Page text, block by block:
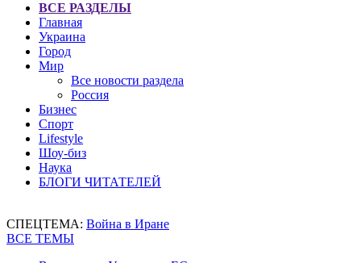
ВСЕ РАЗДЕЛЫ
Главная
Украина
Город
Мир
Все новости раздела
Россия
Бизнес
Спорт
Lifestyle
Шоу-биз
Наука
БЛОГИ ЧИТАТЕЛЕЙ
СПЕЦТЕМА: Война в Иране
ВСЕ ТЕМЫ